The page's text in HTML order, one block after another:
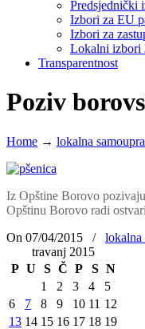
Predsjednički
Izbori za EU
Izbori za
Lokalni izbori
Transparentnost
Poziv
Home → lokalna
Iz Opštine Borovo
Opštinu Borovo radi
On 07/04/2015
/
lokalna
travanj 2015
P U S Č P S N
1
2 3 4
5
6
7 8 9 10 11 12
13 14 15 16 17 18 19